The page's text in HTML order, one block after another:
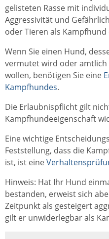
gelisteten Rasse mit
Aggressivität und
oder Tieren als
Wenn Sie einen Hund,
vermutet wird oder
wollen, benötigen Sie eine
Kampfhundes.
Die Erlaubnispflicht gilt
Kampfhundeeigenschaft
Eine wichtige
Feststellung, dass die
ist, ist eine
Hinweis: Hat Ihr Hund
bestanden, erweist sich
Zeitpunkt als gesteigert
gilt er unwiderlegbar als